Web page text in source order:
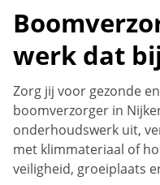
werk dat
Zorg jij voor gezonde
boomverzorger in
onderhoudswerk uit,
met klimmateriaal of
veiligheid, groeiplaats